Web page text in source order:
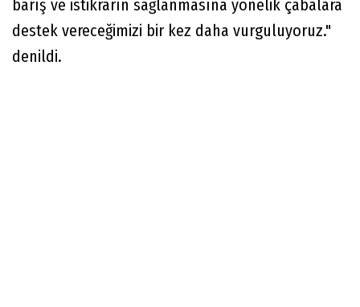
barış ve istikrarın sağlanmasına yönelik çabalara
destek vereceğimizi bir kez daha vurguluyoruz."
denildi.